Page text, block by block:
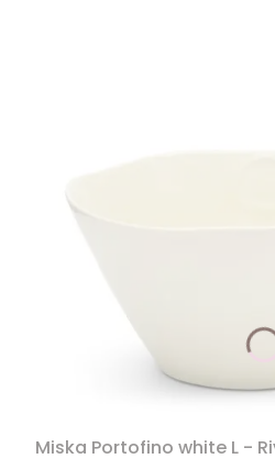
Miska Portofino white L -